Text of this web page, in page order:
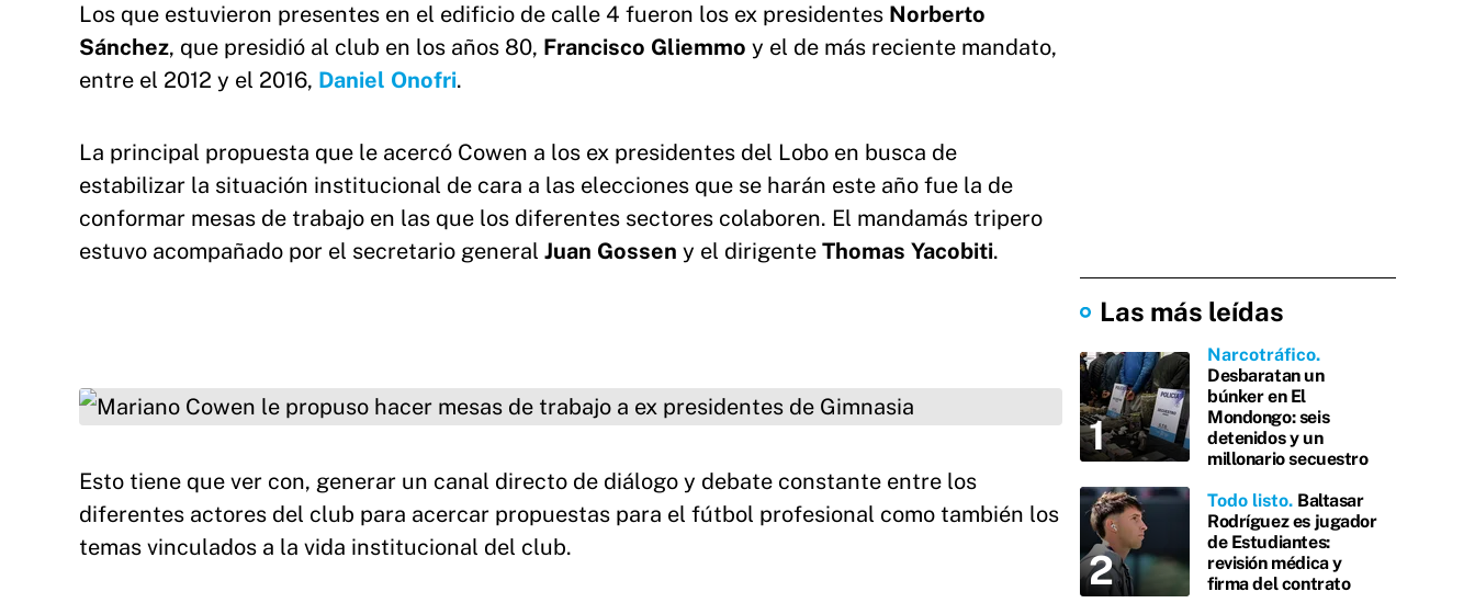
Los que estuvieron presentes en el edificio de calle 4 fueron los ex presidentes Norberto
Sánchez, que presidió al club en los años 80, Francisco Gliemmo y el de más reciente mandato,
entre el 2012 y el 2016, Daniel Onofri.
La principal propuesta que le acercó Cowen a los ex presidentes del Lobo en busca de
estabilizar la situación institucional de cara a las elecciones que se harán este año fue la de
conformar mesas de trabajo en las que los diferentes sectores colaboren. El mandamás tripero
estuvo acompañado por el secretario general Juan Gossen y el dirigente Thomas Yacobiti.
Esto tiene que ver con, generar un canal directo de diálogo y debate constante entre los
diferentes actores del club para acercar propuestas para el fútbol profesional como también los
temas vinculados a la vida institucional del club.
Las más leídas
Narcotráfico
Desbaratan un
búnker en El
Mondongo: seis
detenidos y un
millonario secuestro
Todo listo Baltasar
Rodríguez es jugador
de Estudiantes:
revisión médica y
firma del contrato